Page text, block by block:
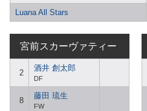
Luana All Stars
宮前スカーヴァティー
2
酒井 創太郎
DF
8
藤田 琉生
FW